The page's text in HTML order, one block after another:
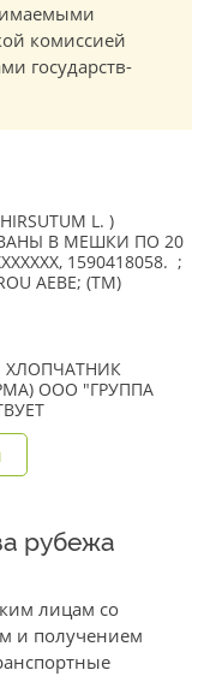
комиссией
государств-
L. )
В МЕШКИ ПО 20
1590418058. ;
AEBE; (TM)
ХЛОПЧАТНИК
ООО "ГРУППА
рубежа
лицам со
и получением